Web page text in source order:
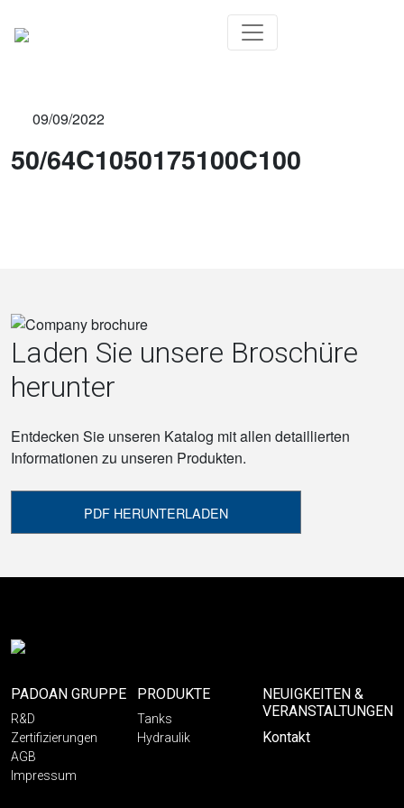
09/09/2022
50/64C1050175100C100
Laden Sie unsere Broschüre
herunter
Entdecken Sie unseren Katalog mit allen detaillierten
Informationen zu unseren Produkten.
PDF HERUNTERLADEN
PADOAN GRUPPE
R&D
Zertifizierungen
AGB
Impressum
PRODUKTE
Tanks
Hydraulik
NEUIGKEITEN &
VERANSTALTUNGEN
Kontakt